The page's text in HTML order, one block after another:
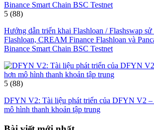
5 (88)
Hướng dẫn triển khai Flashloan / Flashswap
Flashloan, CREAM Finance Flashloan và
Binance Smart Chain BSC Testnet
5 (88)
DFYN V2: Tài liệu phát triển của DFYN V2 –
mô hình thanh khoản tập trung